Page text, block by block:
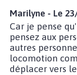
Marilyne - Le
Car je pense
pensez aux
autres
locomotion
déplacer vers